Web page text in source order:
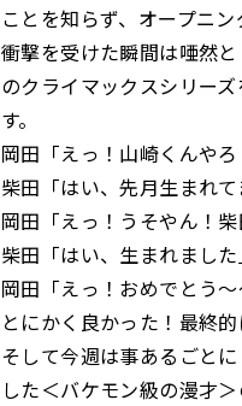
ことを知らず、オープニ
衝撃を受けた瞬間は唖然
のクライマックスシリー
す。
岡田「えっ！山崎くんやろ
柴田「はい、先月生まれて
岡田「えっ！うそやん！柴
柴田「はい、生まれました
岡田「えっ！おめでとう〜
とにかく良かった！最終
そして今週は事あるごと
した＜バケモン級の漫才＞